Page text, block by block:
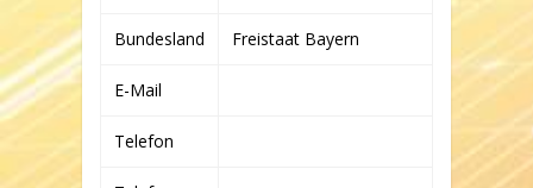
Bundesland Freistaat Bayern
E-Mail
Telefon